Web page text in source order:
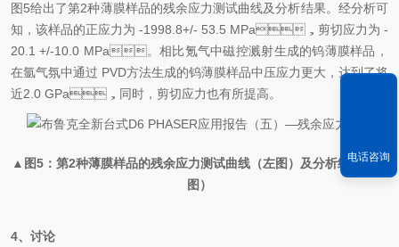
图5给出了第2种薄膜样品的残余应力测试曲线及分析结果。经分析可
知，该样品的正应力为 -1998.8+/- 53.5 MPa，剪切应力为 -
20.1 +/-10.0 MPa。相比氪气中磁控溅射生成的钨薄膜样品，
在氩气氛中通过 PVD方法生成的钨薄膜样品中压应力更大，达到了将
近2.0 GPa，同时，剪切应力也有所提高。
▲图5：第2种薄膜样品的残余应力测试曲线（左图）及分析结果（右
图）
4、讨论
电话咨询